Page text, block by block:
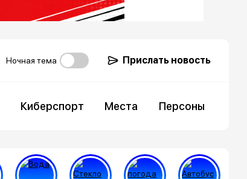
Ночная тема Прислать новость
Киберспорт Места Персоны